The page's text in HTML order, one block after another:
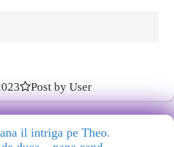
Post by User
il intriga pe Theo.